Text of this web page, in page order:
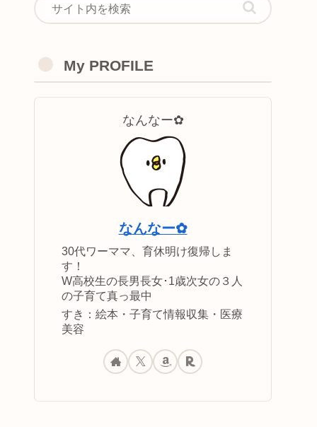
My PROFILE
なんなー✿
なんなー✿
30代ワーママ、育休明け復帰しま
す！
W高校生の長男長女･1歳次女の３人
の子育て真っ最中
すき：絵本・子育て情報収集・医療
美容